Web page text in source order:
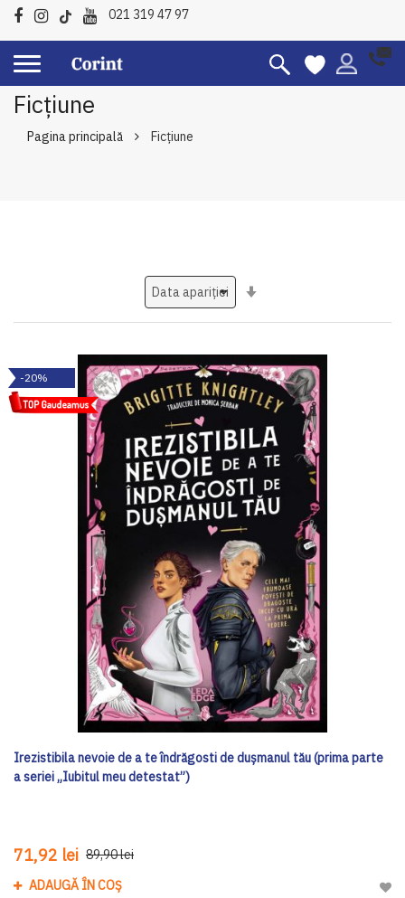
021 319 47 97
Ficțiune
Pagina principală Ficțiune
-20%
Irezistibila nevoie de a te îndrăgosti de dușmanul tău (prima parte
a seriei „Iubitul meu detestat”)
71,92 lei 89,90 lei
ADAUGĂ ÎN COȘ